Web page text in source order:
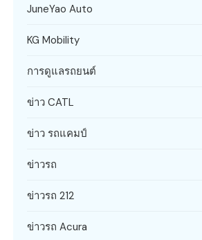
JuneYao Auto
KG Mobility
การดูแลรถยนต์
ข่าว CATL
ข่าว รถแคมป์
ข่าวรถ
ข่าวรถ 212
ข่าวรถ Acura